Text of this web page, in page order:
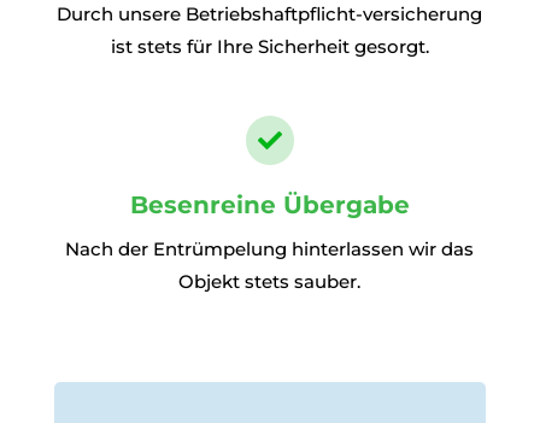
Durch unsere Betriebshaftpflicht-versicherung
ist stets für Ihre Sicherheit gesorgt.

Besenreine Übergabe
Nach der Entrümpelung hinterlassen wir das
Objekt stets sauber.